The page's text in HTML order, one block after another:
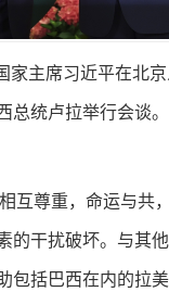
家主席习近平在北
总统卢拉举行会谈
互尊重，命运与共
的干扰破坏。与其
包括巴西在内的拉